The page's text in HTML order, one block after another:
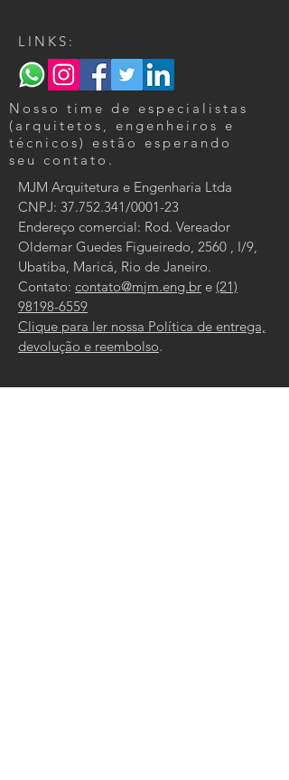
LINKS:
Nosso time de especialistas
(arquitetos, engenheiros e
técnicos) estão esperando
seu contato.
MJM Arquitetura e Engenharia Ltda
CNPJ: 37.752.341 /0001-23
Endereço comercial: Rod. Vereador
Oldemar Guedes Figueiredo, 2560 , I/9,
Ubatiba, Maricá, Rio de Janeiro.
Contato: contato@mjm.eng.br e (21)
98198-6559
Clique para ler nossa Política de entrega,
devolução e reembolso.